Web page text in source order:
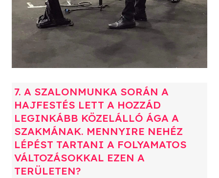
7. A SZALONMUNKA SORÁN A
HAJFESTÉS LETT A HOZZÁD
LEGINKÁBB KÖZELÁLLÓ ÁGA A
SZAKMÁNAK. MENNYIRE NEHÉZ
LÉPÉST TARTANI A FOLYAMATOS
VÁLTOZÁSOKKAL EZEN A
TERÜLETEN?